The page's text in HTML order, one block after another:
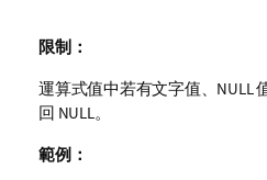
限制：
運算式值中若有文字值、 NULL
回 NULL。
範例：